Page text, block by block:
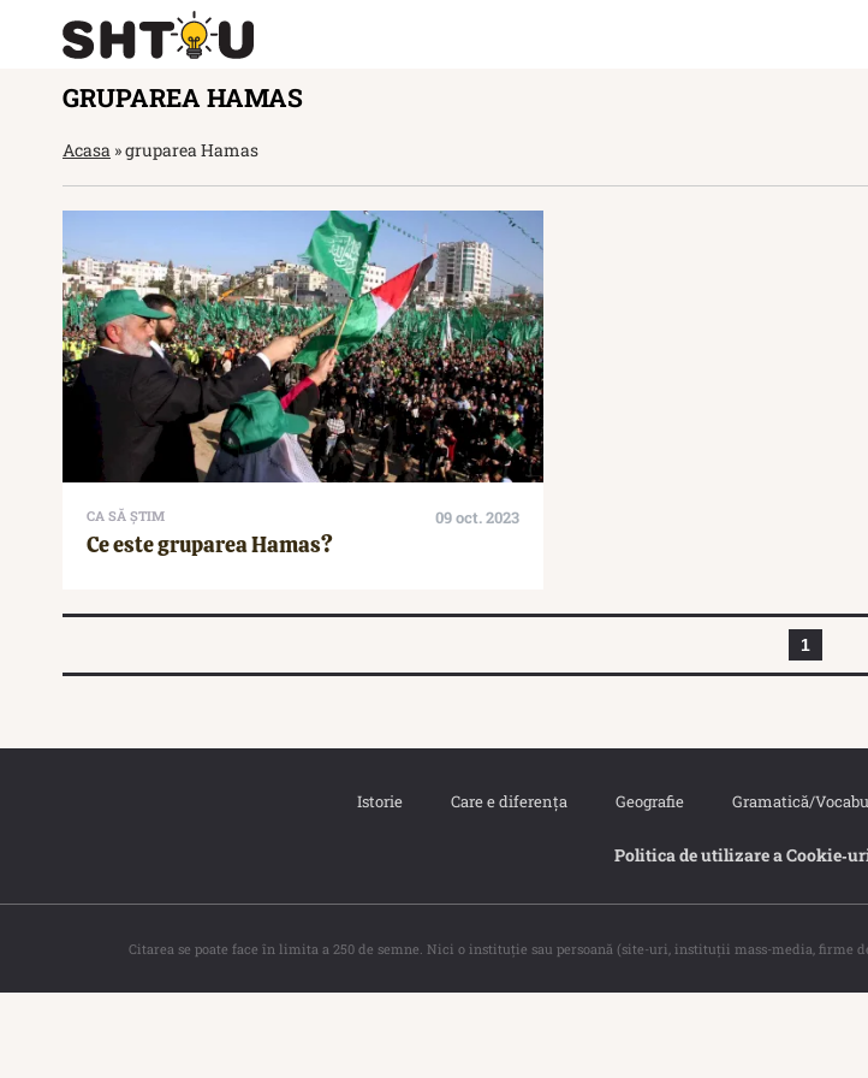
GRUPAREA HAMAS
Acasa »gruparea Hamas
CA SĂ ȘTIM 09 oct. 2023
Ce este gruparea Hamas?
1
Istorie Care e diferența Geografie Gramatică/
Politica de utilizare a
Citarea se poate face în limita a 250 de semne. Nici o instituţie sau persoană (site-uri, instituţii mass-media,